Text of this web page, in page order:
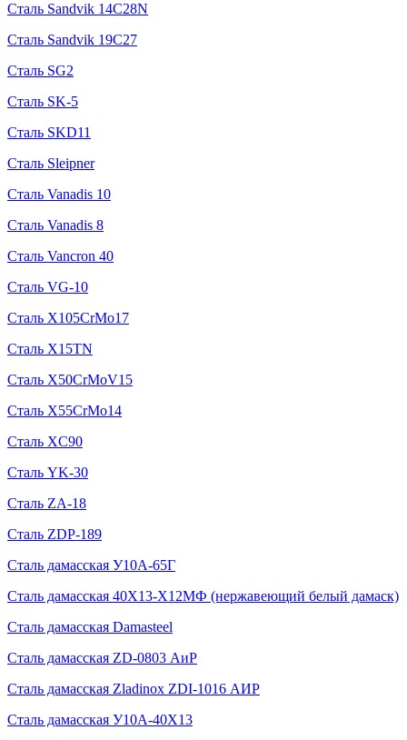
Сталь Sandvik 14C28N
Сталь Sandvik 19C27
Сталь SG2
Сталь SK-5
Сталь SKD11
Сталь Sleipner
Сталь Vanadis 10
Сталь Vanadis 8
Сталь Vancron 40
Сталь VG-10
Сталь X105CrMo17
Сталь X15TN
Сталь X50CrMoV15
Сталь X55CrMo14
Сталь XC90
Сталь YK-30
Сталь ZA-18
Сталь ZDP-189
Сталь дамасская У10А-65Г
Сталь дамасская 40Х13-Х12МФ (нержавеющий белый дамаск)
Сталь дамасская Damasteel
Сталь дамасская ZD-0803 АиР
Сталь дамасская Zladinox ZDI-1016 АИР
Сталь дамасская У10А-40Х13